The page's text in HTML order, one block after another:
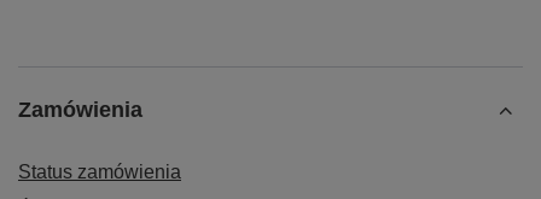
Zamówienia
Status zamówienia